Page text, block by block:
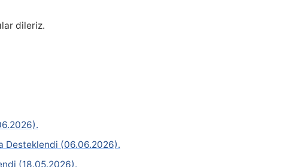
dileriz.
Desteklendi (06.06.2026).
(18.05.2026).